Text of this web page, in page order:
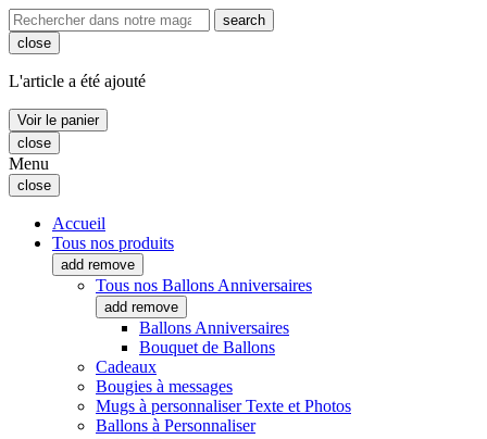
search
close
L'article a été ajouté
Voir le panier
close
Menu
close
Accueil
Tous nos produits
add remove
Tous nos Ballons Anniversaires
add remove
Ballons Anniversaires
Bouquet de Ballons
Cadeaux
Bougies à messages
Mugs à personnaliser Texte et Photos
Ballons à Personnaliser